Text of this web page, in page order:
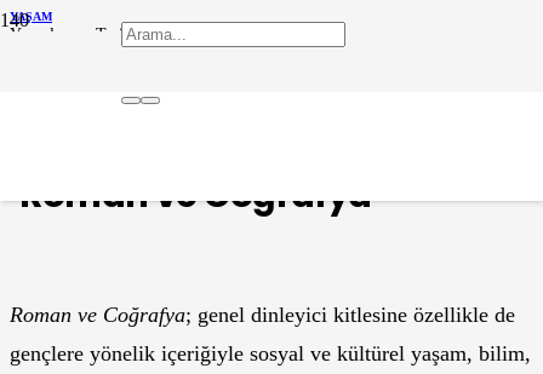
YAŞAM
Yayınlanma Tarihi :12 Mayıs 2024
‘Roman ve Coğrafya’
Roman ve Coğrafya; genel dinleyici kitlesine özellikle de
gençlere yönelik içeriğiyle sosyal ve kültürel yaşam, bilim,